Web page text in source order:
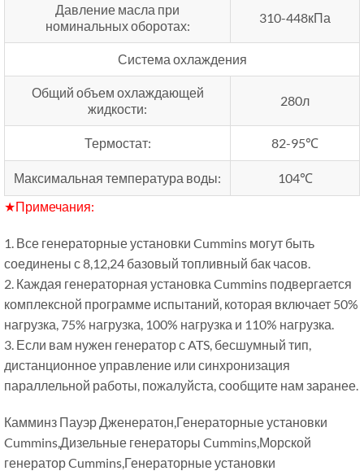
Давление масла при
номинальных оборотах:
310-448кПа
Система охлаждения
Общий объем охлаждающей
жидкости:
280л
Термостат: 82-95℃
Максимальная температура воды:
104℃
★Примечания:
1. Все генераторные установки Cummins могут быть
соединены с 8,12,24 базовый топливный бак часов.
2. Каждая генераторная установка Cummins подвергается
комплексной программе испытаний, которая включает 50%
нагрузка, 75% нагрузка, 100% нагрузка и 110% нагрузка.
3. Если вам нужен генератор с ATS, бесшумный тип,
дистанционное управление или синхронизация
параллельной работы, пожалуйста, сообщите нам заранее.
Камминз Пауэр Дженератон,Генераторные установки
Cummins,Дизельные генераторы Cummins,Морской
генератор Cummins,Генераторные установки